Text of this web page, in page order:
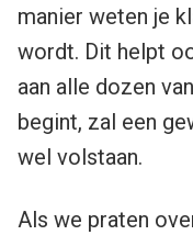
manier weten je
wordt. Dit helpt
aan alle dozen
begint, zal een
wel volstaan.
Als we praten